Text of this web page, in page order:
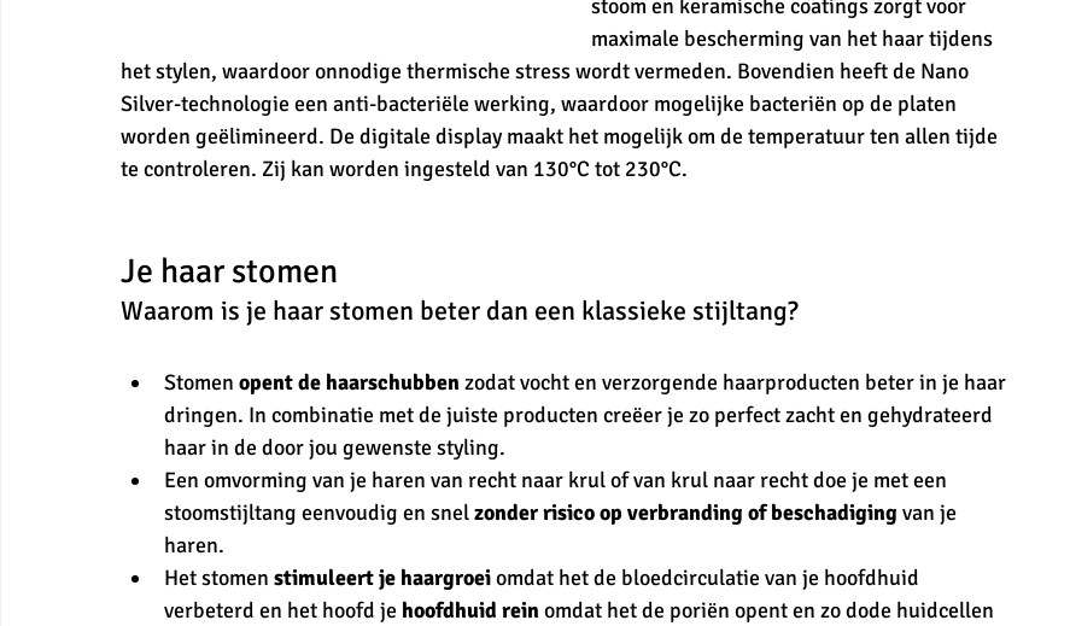
stoom en keramische coatings zorgt voor
maximale bescherming van het haar tijdens
het stylen, waardoor onnodige thermische stress wordt vermeden. Bovendien heeft de Nano
Silver-technologie een anti-bacteriële werking, waardoor mogelijke bacteriën op de platen
worden geëlimineerd. De digitale display maakt het mogelijk om de temperatuur ten allen tijde
te controleren. Zij kan worden ingesteld van 130°C tot 230°C.
Je haar stomen
Waarom is je haar stomen beter dan een klassieke stijltang?
Stomen opent de haarschubben zodat vocht en verzorgende haarproducten beter in je haar
dringen. In combinatie met de juiste producten creëer je zo perfect zacht en gehydrateerd
haar in de door jou gewenste styling.
Een omvorming van je haren van recht naar krul of van krul naar recht doe je met een
stoomstijltang eenvoudig en snel zonder risico op verbranding of beschadiging van je
haren.
Het stomen stimuleert je haargroei omdat het de bloedcirculatie van je hoofdhuid
verbeterd en het hoofd je hoofdhuid rein omdat het de poriën opent en zo dode huidcellen